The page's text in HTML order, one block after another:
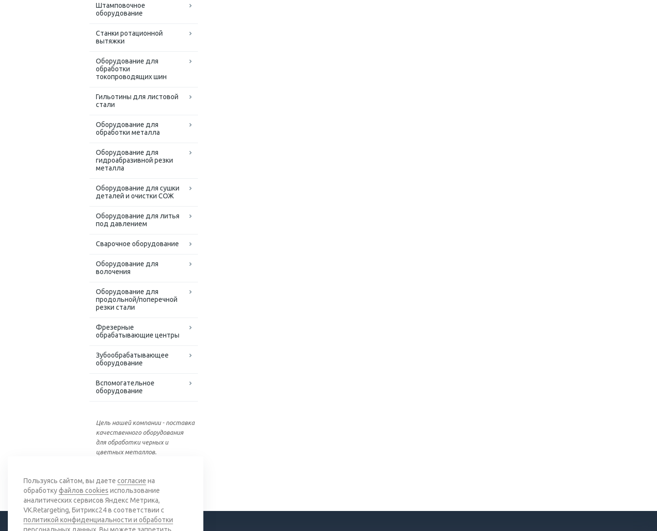
Штамповочное
оборудование
Станки ротационной
вытяжки
Оборудование для
обработки
токопроводящих шин
Гильотины для листовой
стали
Оборудование для
обработки металла
Оборудование для
гидроабразивной резки
металла
Оборудование для сушки
деталей и очистки СОЖ
Оборудование для литья
под давлением
Сварочное оборудование
Оборудование для
волочения
Оборудование для
продольной/поперечной
резки стали
Фрезерные
обрабатывающие центры
Зубообрабатывающее
оборудование
Вспомогательное
оборудование
Цель нашей компании - поставка
качественного оборудования
для обработки черных и
цветных металлов.
Вернуться к списку
Пользуясь сайтом, вы даете согласие на
обработкуфайлов cookies использование
аналитических сервисов Яндекс Метрика,
VK.Retargeting, Битрикс24 в соответствии с
политикой конфиденциальности и обработки